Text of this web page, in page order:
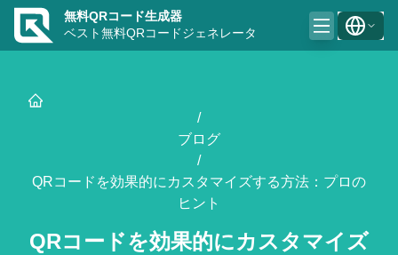
無料QRコード生成器
ベスト無料QRコードジェネレータ
/
ブログ
/
QRコードを効果的にカスタマイズする方法：プロの
ヒント
QRコードを効果的にカスタマイズ